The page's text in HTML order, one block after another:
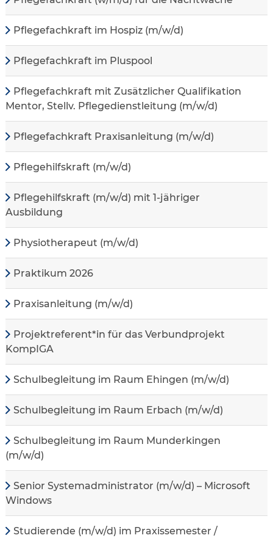
Pflegefachkraft im Hospiz (m/w/d)
Pflegefachkraft im Pluspool
Pflegefachkraft mit Zusätzlicher Qualifikation
Mentor, Stellv. Pflegedienstleitung (m/w/d)
Pflegefachkraft Praxisanleitung (m/w/d)
Pflegehilfskraft (m/w/d)
Pflegehilfskraft (m/w/d) mit 1-jähriger
Ausbildung
Physiotherapeut (m/w/d)
Praktikum 2026
Praxisanleitung (m/w/d)
Projektreferent*in für das Verbundprojekt
KompIGA
Schulbegleitung im Raum Ehingen (m/w/d)
Schulbegleitung im Raum Erbach (m/w/d)
Schulbegleitung im Raum Munderkingen
(m/w/d)
Senior Systemadministrator (m/w/d) – Microsoft
Windows
Studierende (m/w/d) im Praxissemester /